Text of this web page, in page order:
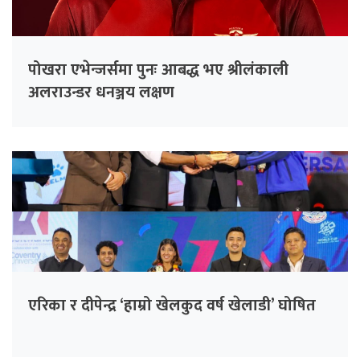
पोखरा एभेन्जर्समा पुनः आबद्ध भए श्रीलंकाली
अलराउन्डर धनञ्जय लक्षण
एरिका र दीपेन्द्र ‘हाम्रो खेलकुद वर्ष खेलाडी’ घोषित